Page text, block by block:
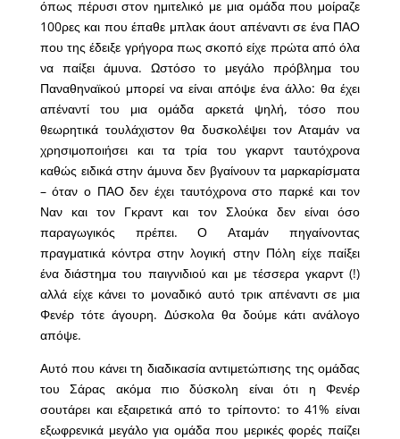
όπως πέρυσι στον ημιτελικό με μια ομάδα που μοίραζε
100ρες και που έπαθε μπλακ άουτ απέναντι σε ένα ΠΑΟ
που της έδειξε γρήγορα πως σκοπό είχε πρώτα από όλα
να παίξει άμυνα. Ωστόσο το μεγάλο πρόβλημα του
Παναθηναϊκού μπορεί να είναι απόψε ένα άλλο: θα έχει
απέναντί του μια ομάδα αρκετά ψηλή, τόσο που
θεωρητικά τουλάχιστον θα δυσκολέψει τον Αταμάν να
χρησιμοποιήσει και τα τρία του γκαρντ ταυτόχρονα
καθώς ειδικά στην άμυνα δεν βγαίνουν τα μαρκαρίσματα
– όταν ο ΠΑΟ δεν έχει ταυτόχρονα στο παρκέ και τον
Ναν και τον Γκραντ και τον Σλούκα δεν είναι όσο
παραγωγικός πρέπει. Ο Αταμάν πηγαίνοντας
πραγματικά κόντρα στην λογική στην Πόλη είχε παίξει
ένα διάστημα του παιγνιδιού και με τέσσερα γκαρντ (!)
αλλά είχε κάνει το μοναδικό αυτό τρικ απέναντι σε μια
Φενέρ τότε άγουρη. Δύσκολα θα δούμε κάτι ανάλογο
απόψε.
Αυτό που κάνει τη διαδικασία αντιμετώπισης της ομάδας
του Σάρας ακόμα πιο δύσκολη είναι ότι η Φενέρ
σουτάρει και εξαιρετικά από το τρίποντο: το 41% είναι
εξωφρενικά μεγάλο για ομάδα που μερικές φορές παίζει